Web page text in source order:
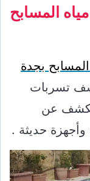
المسابح
بجدة
تسربات
عن
وأجهزة حديثة .